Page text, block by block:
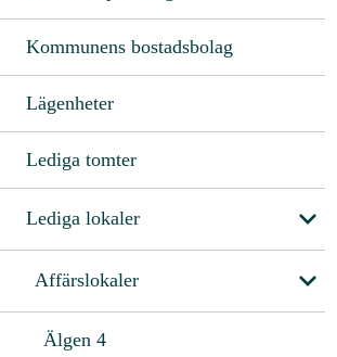
Kommunens bostadsbolag
Lägenheter
Lediga tomter
Lediga lokaler
Affärslokaler
Älgen 4